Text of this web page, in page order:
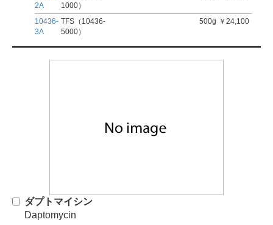
2A
1000）
10436-
3A
TFS（10436-
5000）
500g ￥24,100
ダプトマイシン
Daptomycin